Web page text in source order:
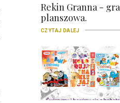
Rekin Granna - gra
planszowa.
CZYTAJ DALEJ